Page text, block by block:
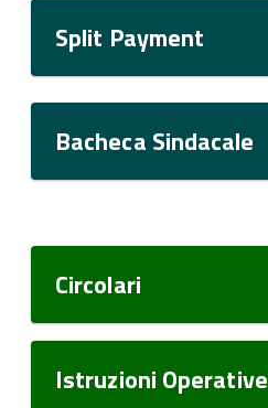
Split Payment
Bacheca Sindacale
Circolari
Istruzioni Operative